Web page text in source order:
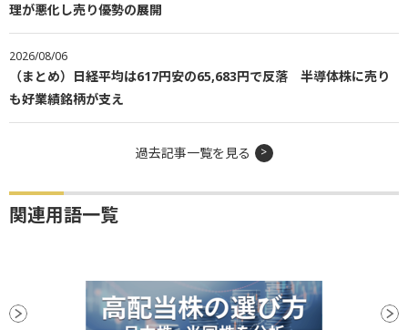
理が悪化し売り優勢の展開
2026/08/06
（まとめ）日経平均は617円安の65,683円で反落 半導体株に売り
も好業績銘柄が支え
過去記事一覧を見る
関連用語一覧